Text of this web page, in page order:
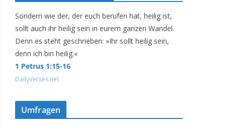
Sondern wie der, der euch berufen hat, heilig ist,
sollt auch ihr heilig sein in eurem ganzen Wandel.
Denn es steht geschrieben: »Ihr sollt heilig sein,
denn ich bin heilig.«
1 Petrus 1:15-16
DailyVerses.net
Umfragen